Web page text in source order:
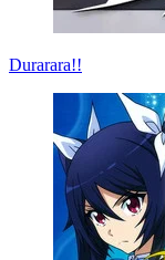
Durarara!!